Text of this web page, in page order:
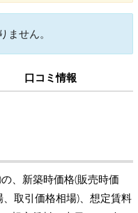
ません。
口コミ情報
の、新築時価格(販売時価
取引価格相場)、想定賃料